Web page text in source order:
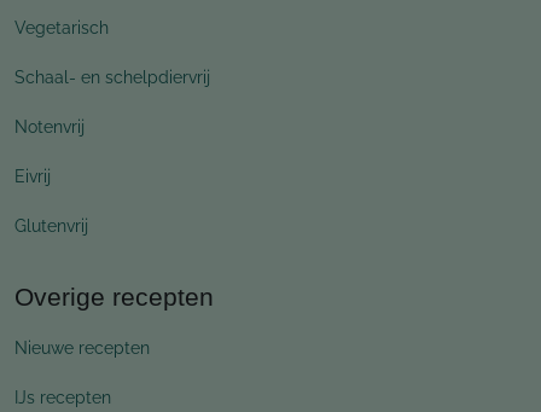
Vegetarisch
Schaal- en schelpdiervrij
Notenvrij
Eivrij
Glutenvrij
Overige recepten
Nieuwe recepten
IJs recepten